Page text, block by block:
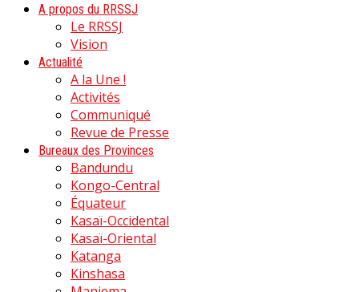
A propos du RRSSJ
Le RRSSJ
Vision
Actualité
A la Une !
Activités
Communiqué
Revue de Presse
Bureaux des Provinces
Bandundu
Kongo-Central
Équateur
Kasaï-Occidental
Kasaï-Oriental
Katanga
Kinshasa